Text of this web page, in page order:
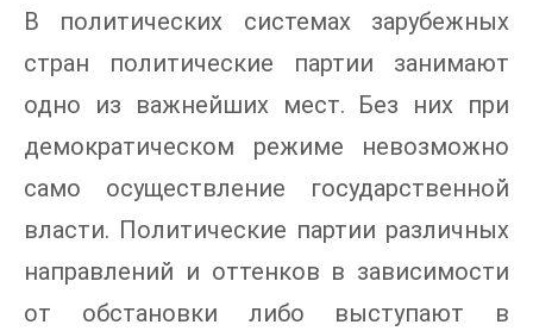
В политических системах зарубежных
стран политические партии занимают
одно из важнейших мест. Без них при
демократическом режиме невозможно
само осуществление государственной
власти. Политические партии различных
направлений и оттенков в зависимости
от обстановки либо выступают в